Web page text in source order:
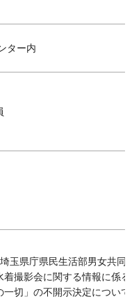
ター内
玉県庁県民生活部男女共同
撮影会に関する情報に係
切」の不開示決定につい